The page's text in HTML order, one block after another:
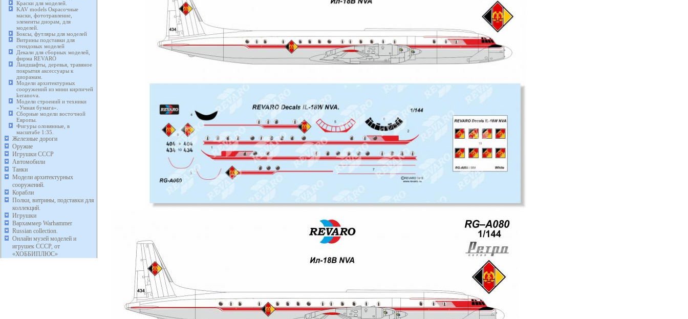
Краски для моделей.
KAV models Окрасочные
маски, фототравление,
элементы диорам, для
моделей.
Боксы, футляры для моделей
Витрины подставки для
стендовых моделей
Декали для сборных моделей,
фирма REVARO
Ландшафты, деревья, травяное
покрытия аксессуары к
диорамам.
Модели архитектурных
сооружений из мини кирпичей
keranova.
Модели строений и техники
«Умная бумага».
Сборные модели восточной
Европы.
Фигуры оловянные, в
масштабе 1:35.
Железные дороги
Оружие
Игрушки СССР
Автомобили
Танки
Модели архитектурных
сооружений.
Корабли
Полки, витрины, подставки для
коллекций.
Игрушки
Вархаммер Warhammer
Russian collection.
Онлайн музей моделей и
игрушек СССР, от
«ХОББИПЛЮС»